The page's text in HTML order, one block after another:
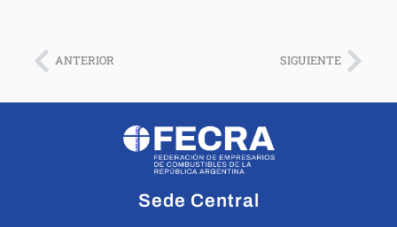
ANTERIOR SIGUIENTE
Sede Central